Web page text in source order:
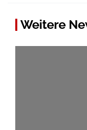
Weitere